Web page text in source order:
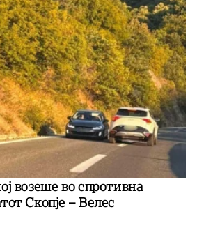
возеше во спротивна
Скопје – Велес